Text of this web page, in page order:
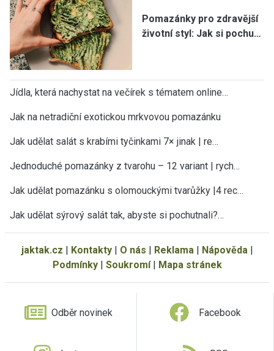
Pomazánky pro zdravější
životní styl: Jak si pochu…
Jídla, která nachystat na večírek s tématem online…
Jak na netradiční exotickou mrkvovou pomazánku
Jak udělat salát s krabími tyčinkami 7× jinak | re…
Jednoduché pomazánky z tvarohu – 12 variant | rych…
Jak udělat pomazánku s olomouckými tvarůžky |4 rec…
Jak udělat sýrový salát tak, abyste si pochutnali?…
jaktak.cz | Kontakty| O nás | Reklama| Nápověda|
Podmínky| Soukromí| Mapa stránek
Odběr novinek Facebook